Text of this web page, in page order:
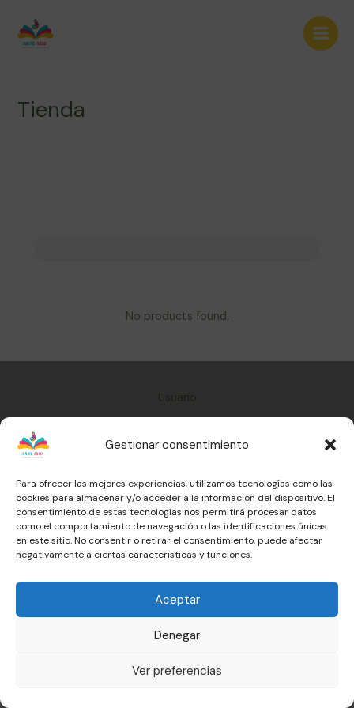
Gestionar consentimiento
Para ofrecer las mejores experiencias, utilizamos tecnologías como las
cookies para almacenar y/o acceder a la información del dispositivo. El
consentimiento de estas tecnologías nos permitirá procesar datos
como el comportamiento de navegación o las identificaciones únicas
en este sitio. No consentir o retirar el consentimiento, puede afectar
negativamente a ciertas características y funciones.
Aceptar
Denegar
Ver preferencias
contenido
Main
Tienda
No products found.
Usuario
Material
Contacto
Términos y condiciones